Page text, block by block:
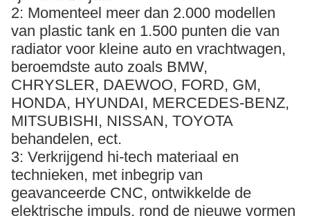
2: Momenteel meer dan 2.000 modellen
van plastic tank en 1.500 punten die van
radiator voor kleine auto en vrachtwagen,
beroemdste auto zoals BMW,
CHRYSLER, DAEWOO, FORD, GM,
HONDA, HYUNDAI, MERCEDES-BENZ,
MITSUBISHI, NISSAN, TOYOTA
behandelen, ect.
3: Verkrijgend hi-tech materiaal en
technieken, met inbegrip van
geavanceerde CNC, ontwikkelde de
elektrische impuls, rond de nieuwe vormen